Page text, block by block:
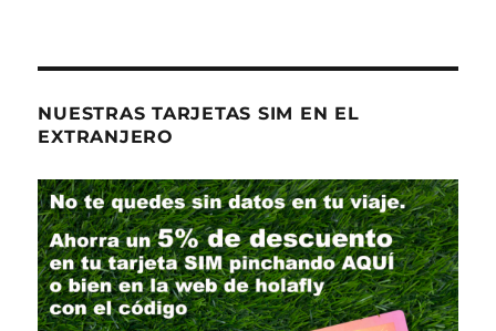
NUESTRAS TARJETAS SIM EN EL
EXTRANJERO